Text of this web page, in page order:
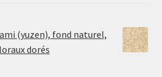
(yuzen), fond naturel,
dorés